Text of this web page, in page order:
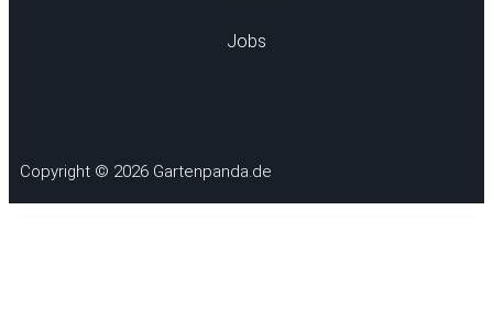
Jobs
Copyright © 2026 Gartenpanda.de